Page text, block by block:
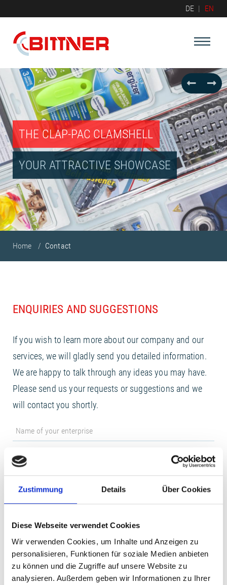
Zustimmung Details Über Cookies
Diese Webseite verwendet Cookies
Wir verwenden Cookies, um Inhalte und Anzeigen zu
personalisieren, Funktionen für soziale Medien anbieten
zu können und die Zugriffe auf unsere Website zu
analysieren. Außerdem geben wir Informationen zu Ihrer
DE EN
THE CLAP-PAC CLAMSHELL
YOUR ATTRACTIVE SHOWCASE
Home Contact
ENQUIRIES AND SUGGESTIONS
If you wish to learn more about our company and our
services, we will gladly send you detailed information.
We are happy to talk through any ideas you may have.
Please send us your requests or suggestions and we
will contact you shortly.